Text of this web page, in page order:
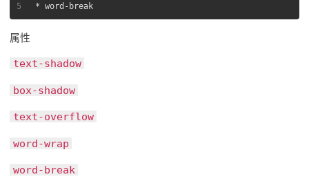
5
* word-break
属性
text-shadow
box-shadow
text-overflow
word-wrap
word-break